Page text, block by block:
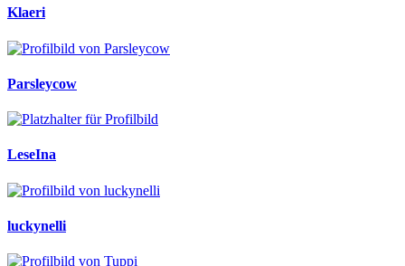
Klaeri
Parsleycow
LeseIna
luckynelli